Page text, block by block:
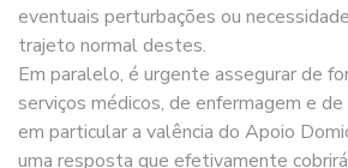
eventuais perturbações ou
trajeto normal destes.
Em paralelo, é urgente assegurar de
serviços médicos, de enfermagem e
em particular a valência do Apoio
uma resposta que efetivamente